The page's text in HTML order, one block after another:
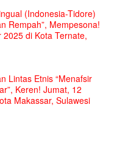
(Indonesia-Tidore)
Rempah”, Mempesona!
di Kota Ternate,
Lintas Etnis “Menafsir
Keren! Jumat, 12
Makassar, Sulawesi